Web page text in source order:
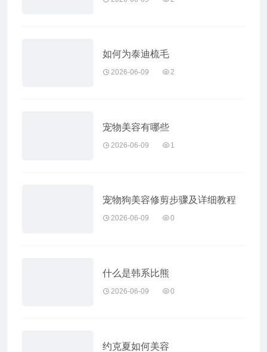
如何为泰迪梳毛
2026-06-09 2
宠物美容有哪些
2026-06-09 1
宠物狗美容修剪步骤及详细教程
2026-06-09 0
什么是韩系比熊
2026-06-09 0
约克夏如何美容